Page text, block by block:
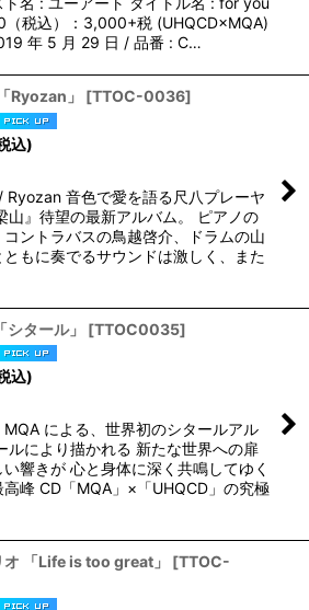
（税込）：3,000+税 (UHQCD×MQA)
年 5 月 29 日 / 品番 : C…
Ryozan」 [TTOC-0036]
込)
Ryozan 音色で愛を語る尺八プレーヤ
山』待望の最新アルバム。 ピアノの
ントラバスの鳥越啓介、ドラムの山
ともに奏でるサウンドは激しく、また
シタール」 [TTOC0035]
込)
による、世界初のシタールアル
ルにより描かれる 新たな世界への扉
響きが 心と身体に深く共鳴してゆく
高峰 CD「MQA」×「UHQCD」の究極
オ 「Life is too great」 [TTOC-